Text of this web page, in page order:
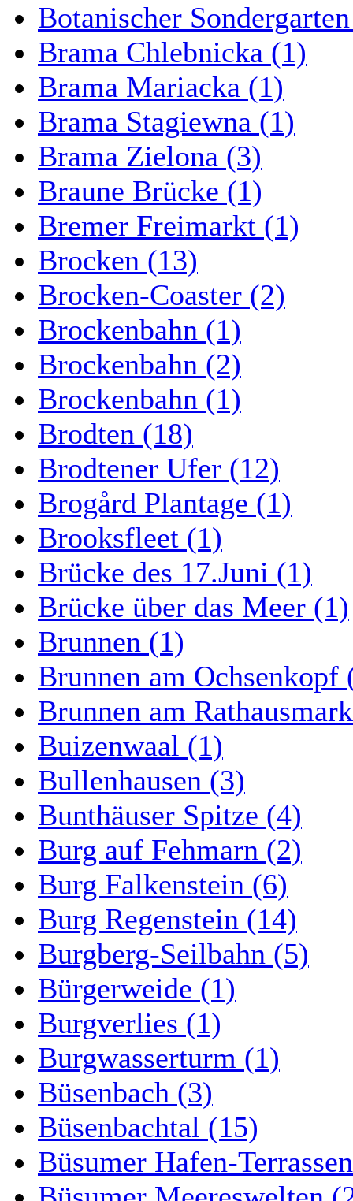
Botanischer
Brama Chlebnicka (1)
Brama Mariacka (1)
Brama Stagiewna (1)
Brama Zielona (3)
Braune Brücke (1)
Bremer Freimarkt (1)
Brocken (13)
Brocken-Coaster (2)
Brockenbahn (1)
Brockenbahn (2)
Brockenbahn (1)
Brodten (18)
Brodtener Ufer (12)
Brogård Plantage (1)
Brooksfleet (1)
Brücke des 17.Juni (1)
Brücke über das Meer (1)
Brunnen (1)
Brunnen am Ochsenkopf
Brunnen am
Buizenwaal (1)
Bullenhausen (3)
Bunthäuser Spitze (4)
Burg auf Fehmarn (2)
Burg Falkenstein (6)
Burg Regenstein (14)
Burgberg-Seilbahn (5)
Bürgerweide (1)
Burgverlies (1)
Burgwasserturm (1)
Büsenbach (3)
Büsenbachtal (15)
Büsumer Hafen-